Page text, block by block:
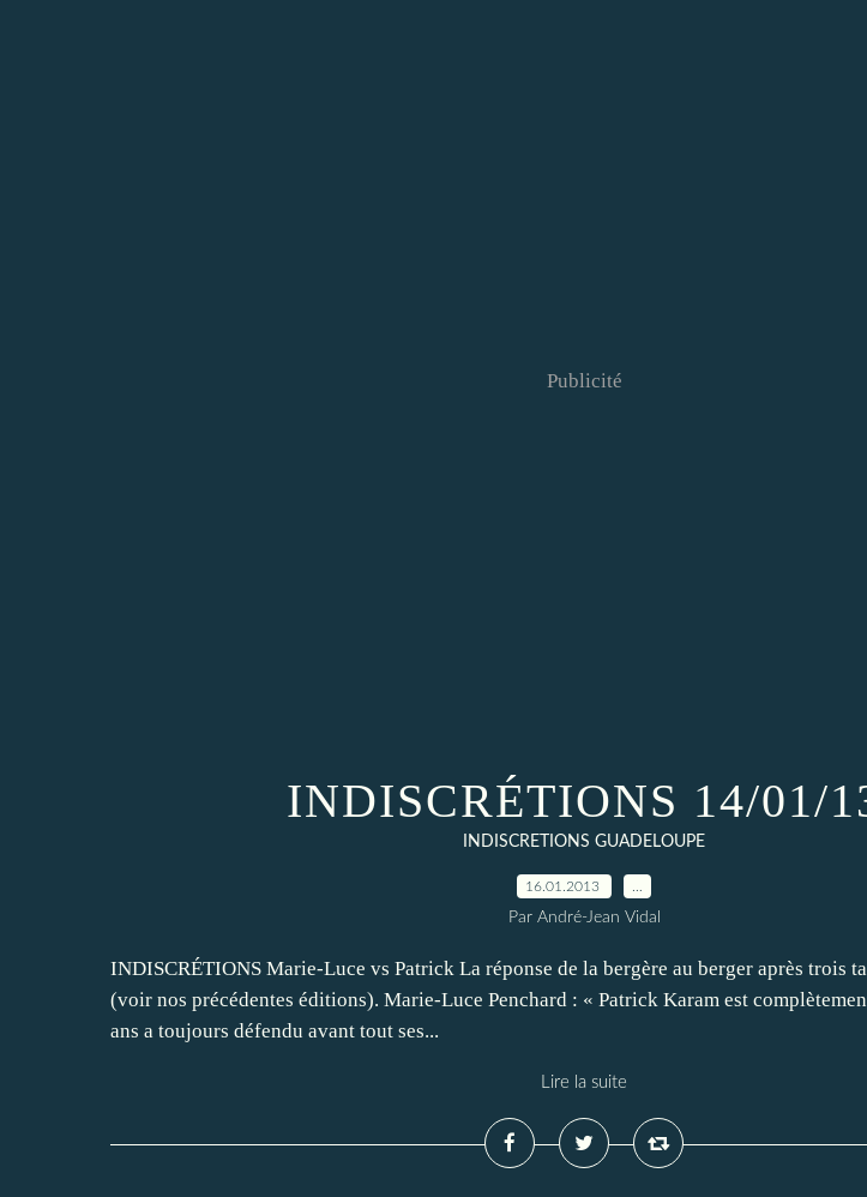
Publicité
INDISCRÉTIONS 14/01/
INDISCRETIONS GUADELOUPE
16.01.2013
Par André-Jean Vidal
INDISCRÉTIONS Marie-Luce vs Patrick La réponse de la bergère au berger après trois
(voir nos précédentes éditions). Marie-Luce Penchard : « Patrick Karam est
ans a toujours défendu avant tout ses...
Lire la suite